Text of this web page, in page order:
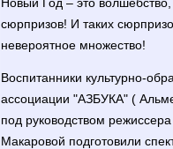
сюрпризов! И таких
невероятное множество!
Воспитанники культурно-
ассоциации "АЗБУКА" (
под руководством
Макаровой подготовили